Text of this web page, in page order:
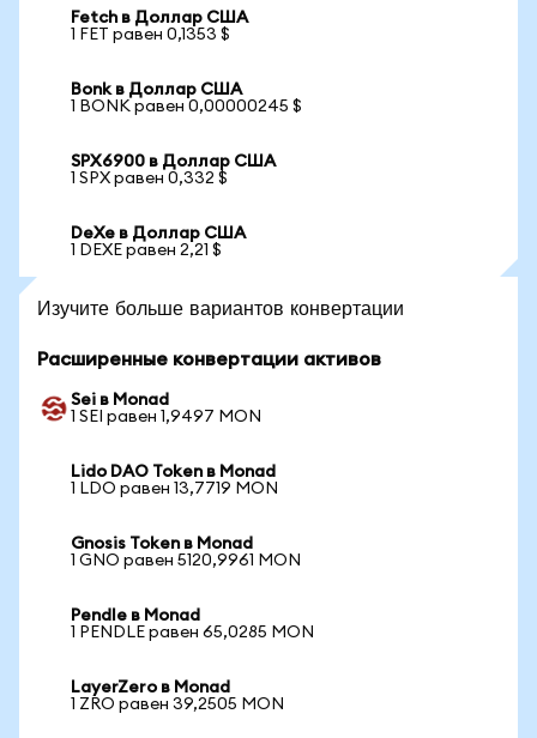
Fetch в Доллар США
1 FET равен 0,1353 $
Bonk в Доллар США
1 BONK равен 0,00000245 $
SPX6900 в Доллар США
1 SPX равен 0,332 $
DeXe в Доллар США
1 DEXE равен 2,21 $
Изучите больше вариантов конвертации
Расширенные конвертации активов
Sei в Monad
1 SEI равен 1,9497 MON
Lido DAO Token в Monad
1 LDO равен 13,7719 MON
Gnosis Token в Monad
1 GNO равен 5120,9961 MON
Pendle в Monad
1 PENDLE равен 65,0285 MON
LayerZero в Monad
1 ZRO равен 39,2505 MON